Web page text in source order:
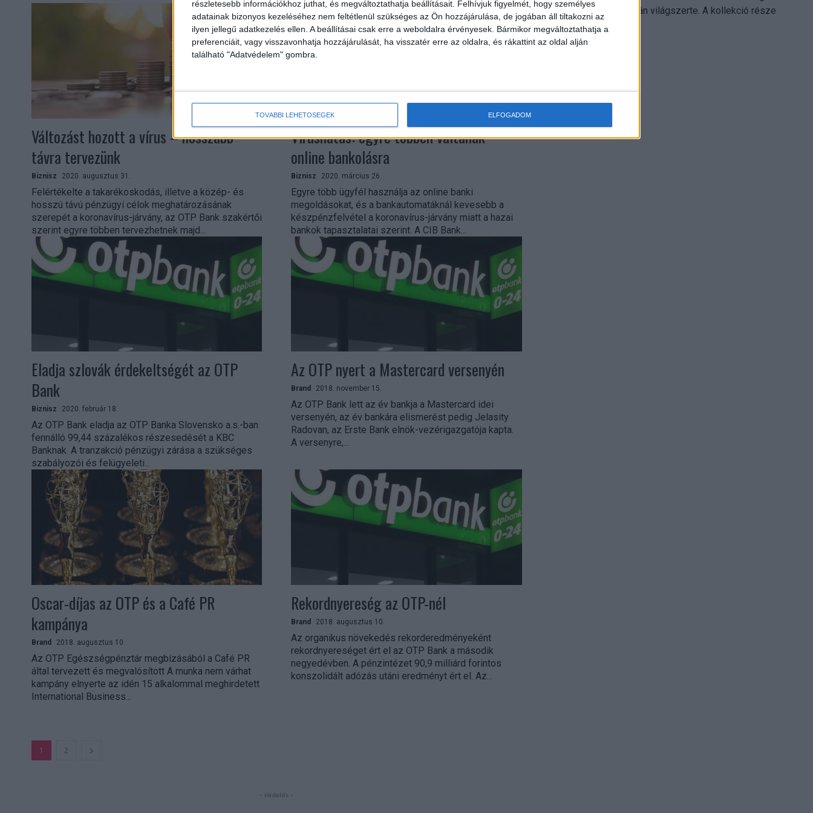
részletesebb információkhoz juthat, és megváltoztathatja beállításait. Felhívjuk figyelmét, hogy személyes
adatainak bizonyos kezeléséhez nem feltétlenül szükséges az Ön hozzájárulása, de jogában áll tiltakozni az
ilyen jellegű adatkezelés ellen. A beállításai csak erre a weboldalra érvényesek. Bármikor megváltoztathatja a
preferenciáit, vagy visszavonhatja hozzájárulását, ha visszatér erre az oldalra, és rákattint az oldal alján
található "Adatvédelem" gombra.
TOVÁBBI LEHETŐSÉGEK ELFOGADOM
Változást hozott a vírus – hosszabb
távra tervezünk
Biznisz 2020. augusztus 31.
Felértékelte a takarékoskodás, illetve a közép- és
hosszú távú pénzügyi célok meghatározásának
szerepét a koronavírus-járvány, az OTP Bank szakértői
szerint egyre többen tervezhetnek majd...
Vírushatás: egyre többen váltanak
online bankolásra
Biznisz 2020. március 26.
Egyre több ügyfél használja az online banki
megoldásokat, és a bankautomatáknál kevesebb a
készpénzfelvétel a koronavírus-járvány miatt a hazai
bankok tapasztalatai szerint. A CIB Bank...
Eladja szlovák érdekeltségét az OTP
Bank
Biznisz 2020. február 18.
Az OTP Bank eladja az OTP Banka Slovensko a.s.-ban
fennálló 99,44 százalékos részesedését a KBC
Banknak. A tranzakció pénzügyi zárása a szükséges
szabályozói és felügyeleti...
Az OTP nyert a Mastercard versenyén
Brand 2018. november 15.
Az OTP Bank lett az év bankja a Mastercard idei
versenyén, az év bankára elismerést pedig Jelasity
Radovan, az Erste Bank elnök-vezérigazgatója kapta.
A versenyre,...
Oscar-díjas az OTP és a Café PR
kampánya
Brand 2018. augusztus 10.
Az OTP Egészségpénztár megbízásából a Café PR
által tervezett és megvalósított A munka nem várhat
kampány elnyerte az idén 15 alkalommal meghirdetett
International Business...
Rekordnyereség az OTP-nél
Brand 2018. augusztus 10.
Az organikus növekedés rekorderedményeként
rekordnyereséget ért el az OTP Bank a második
negyedévben. A pénzintézet 90,9 milliárd forintos
konszolidált adózás utáni eredményt ért el. Az...
1 2
- Hirdetés -
Electronics platformján világszerte. A kollekció része
Leonardo...